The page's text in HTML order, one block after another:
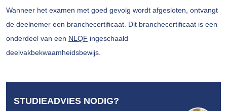
Wanneer het examen met goed gevolg wordt afgesloten, ontvangt
de deelnemer een branchecertificaat. Dit branchecertificaat is een
onderdeel van een NLQF ingeschaald
deelvakbekwaamheidsbewijs.
STUDIEADVIES NODIG?